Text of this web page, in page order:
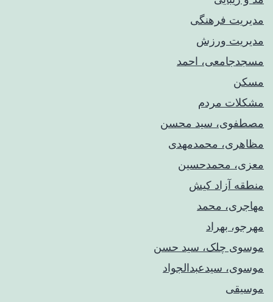
مدیریت فرهنگی
مدیریت ورزش
مسجدجامعی، احمد
مسکن
مشکلات مردم
مصطفوی، سید محسن
مظاهری، محمدمهدی
معزی، محمدحسین
منطقه آزاد کیش
مهاجری، محمد
مهرجو، بهراد
موسوی چلک، سید حسن
موسوی، سیدعبدالجواد
موسیقی